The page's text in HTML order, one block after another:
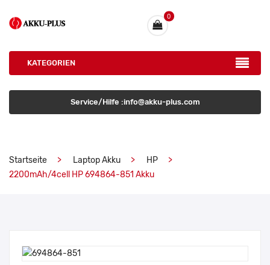
0
KATEGORIEN
Service/Hilfe :info@akku-plus.com
Startseite Laptop Akku
HP
2200mAh/4cell HP 694864-851 Akku